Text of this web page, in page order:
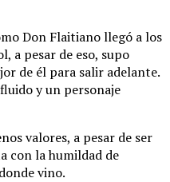
Don Flaitiano llegó a los
a pesar de eso, supo
de él para salir adelante.
y un personaje
valores, a pesar de ser
con la humildad de
vino.